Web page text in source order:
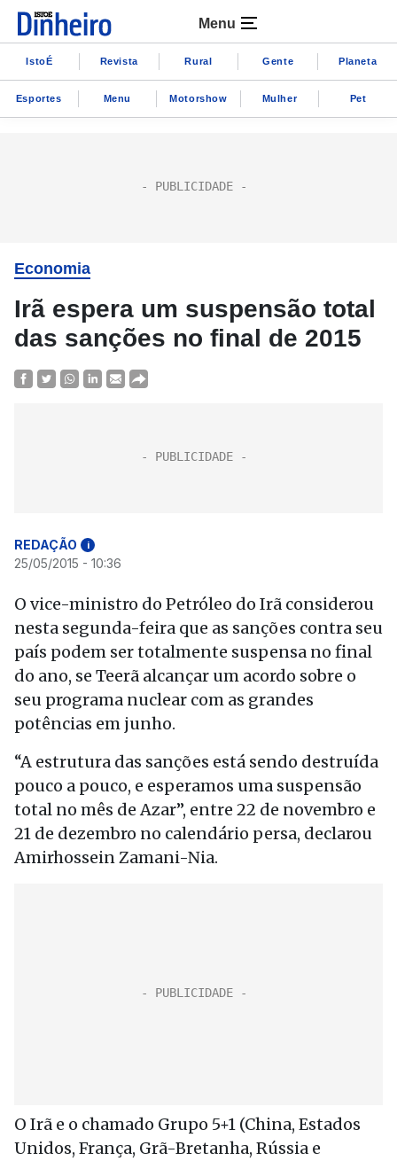
Menu
IstoÉ Revista Rural Gente Planeta
Esportes Menu Motorshow Mulher Pet
Economia
Irã espera um suspensão total
das sanções no final de 2015
REDAÇÃO i
25/05/2015 - 10:36
O vice-ministro do Petróleo do Irã considerou
nesta segunda-feira que as sanções contra seu
país podem ser totalmente suspensa no final
do ano, se Teerã alcançar um acordo sobre o
seu programa nuclear com as grandes
potências em junho.
“A estrutura das sanções está sendo destruída
pouco a pouco, e esperamos uma suspensão
total no mês de Azar”, entre 22 de novembro e
21 de dezembro no calendário persa, declarou
Amirhossein Zamani-Nia.
O Irã e o chamado Grupo 5+1 (China, Estados
Unidos, França, Grã-Bretanha, Rússia e